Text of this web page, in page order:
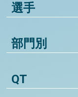
選手
部門別
QT